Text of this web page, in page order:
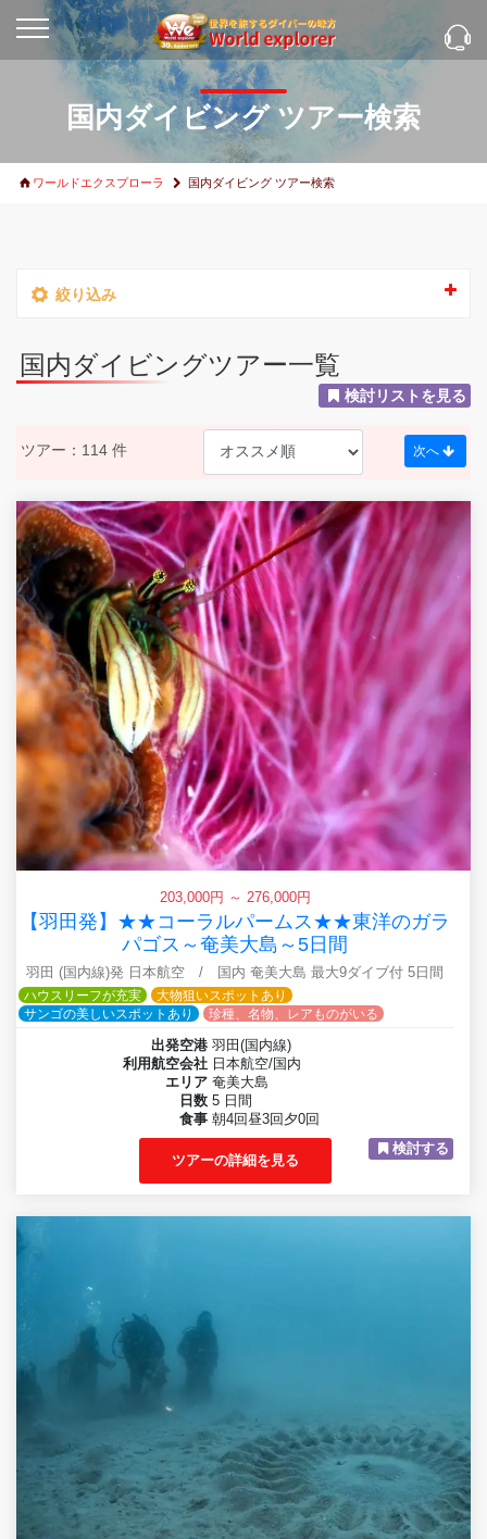
国内ダイビング ツアー検索
ワールドエクスプローラ 国内ダイビング ツアー検索
絞り込み
国内ダイビングツアー一覧
検討リストを見る
ツアー：114 件 次へ
203,000円 ～ 276,000円
【羽田発】★★コーラルパームス★★東洋のガラ
パゴス～奄美大島～5日間
羽田 (国内線)発 日本航空 / 国内 奄美大島 最大9ダイブ付 5日間
ハウスリーフが充実
大物狙いスポットあり
サンゴの美しいスポットあり
珍種、名物、レアものがいる
出発空港 羽田(国内線)
利用航空会社 日本航空/国内
エリア 奄美大島
日数 5 日間
食事 朝4回昼3回夕0回
ツアーの詳細を見る
検討する